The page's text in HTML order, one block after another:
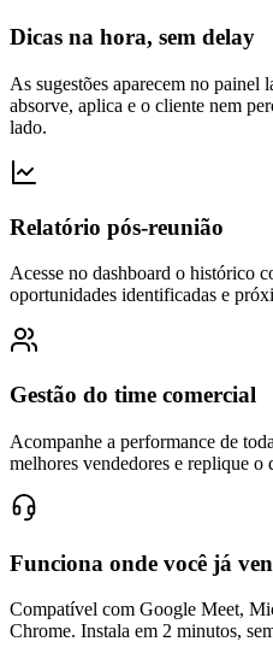
Dicas na hora, sem delay
As sugestões aparecem no painel
absorve, aplica e o cliente nem
lado.
Relatório pós-reunião
Acesse no dashboard o histórico
oportunidades identificadas e
Gestão do time comercial
Acompanhe a performance de
melhores vendedores e replique o
Funciona onde você já
Compatível com Google Meet,
Chrome. Instala em 2 minutos,